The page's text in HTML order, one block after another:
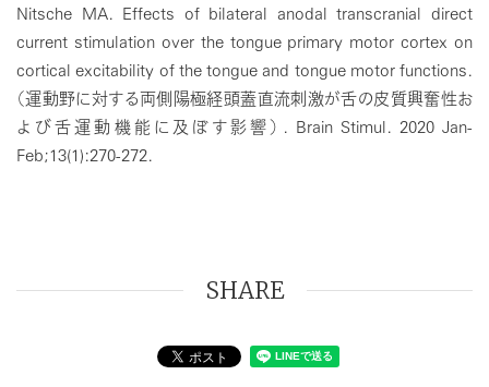
Nitsche MA. Effects of bilateral anodal transcranial direct
current stimulation over the tongue primary motor cortex on
cortical excitability of the tongue and tongue motor functions.
（運動野に対する両側陽極経頭蓋直流刺激が舌の皮質興奮性お
よび舌運動機能に及ぼす影響）. Brain Stimul. 2020 Jan-
Feb;13(1):270-272.
SHARE